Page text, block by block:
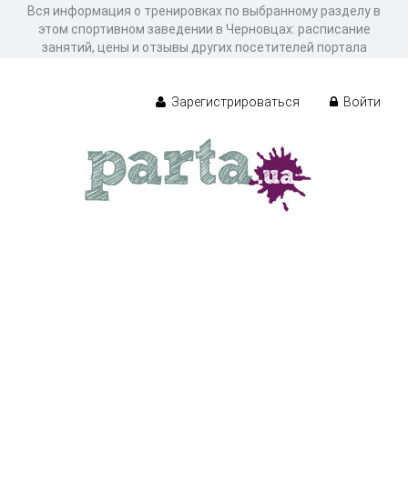
Вся информация о тренировках по выбранному разделу в
этом спортивном заведении в Черновцах: расписание
занятий, цены и отзывы других посетителей портала
Зарегистрироваться Войти